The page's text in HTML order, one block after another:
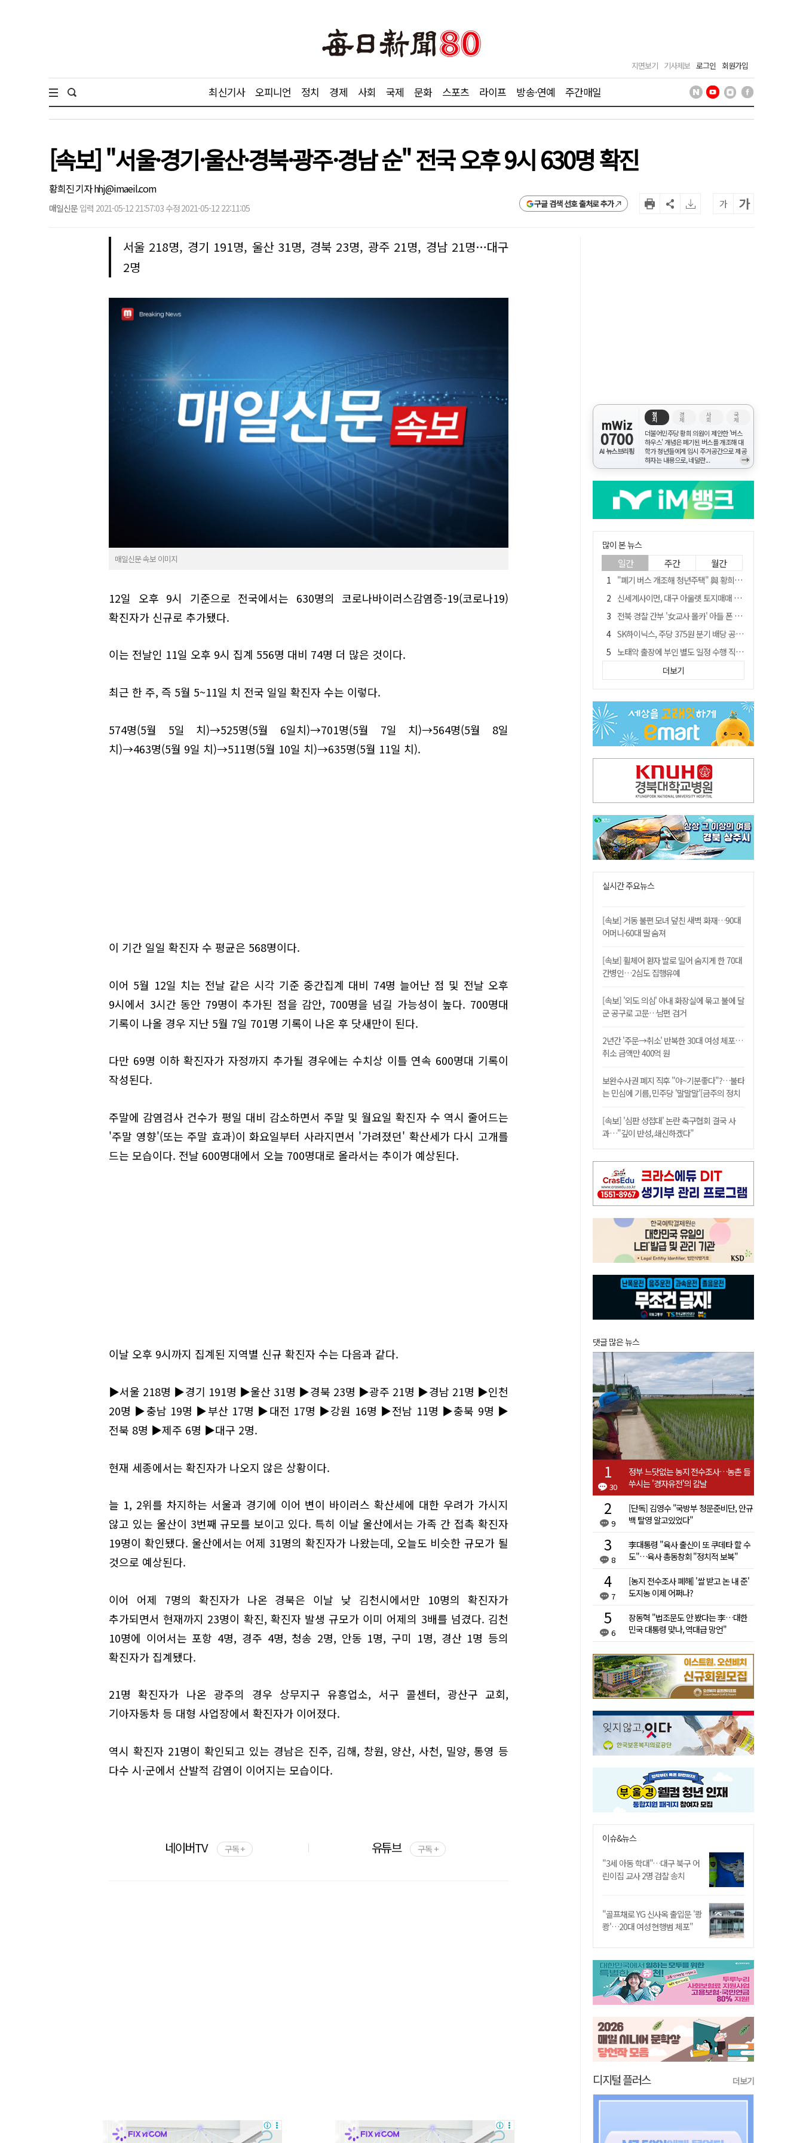
지면보기 기사제보 로그인 회원가입
최신기사 오피니언 정치 경제 사회 국제 문화 스포츠 라이프 방송·연예 주간매일
[속보] "서울·경기·울산·경북·광주·경남 순" 전국 오후 9시 630명 확진
황희진 기자 hhj@imaeil.com
매일신문 입력 2021-05-12 21:57:03 수정 2021-05-12 22:11:05 구글 검색 선호 출처로 추가 가 가
서울 218명, 경기 191명, 울산 31명, 경북 23명, 광주 21명, 경남 21명…대구
2명
매일신문 속보 이미지
12일 오후 9시 기준으로 전국에서는 630명의 코로나바이러스감염증-19(코로나19)
확진자가 신규로 추가됐다.
이는 전날인 11일 오후 9시 집계 556명 대비 74명 더 많은 것이다.
최근 한 주, 즉 5월 5~11일 치 전국 일일 확진자 수는 이렇다.
574명(5월 5일 치)→525명(5월 6일치)→701명(5월 7일 치)→564명(5월 8일
치)→463명(5월 9일 치)→511명(5월 10일 치)→635명(5월 11일 치).
이 기간 일일 확진자 수 평균은 568명이다.
이어 5월 12일 치는 전날 같은 시각 기준 중간집계 대비 74명 늘어난 점 및 전날 오후
9시에서 3시간 동안 79명이 추가된 점을 감안, 700명을 넘길 가능성이 높다. 700명대
기록이 나올 경우 지난 5월 7일 701명 기록이 나온 후 닷새만이 된다.
다만 69명 이하 확진자가 자정까지 추가될 경우에는 수치상 이틀 연속 600명대 기록이
작성된다.
주말에 감염검사 건수가 평일 대비 감소하면서 주말 및 월요일 확진자 수 역시 줄어드는
'주말 영향'(또는 주말 효과)이 화요일부터 사라지면서 '가려졌던' 확산세가 다시 고개를
드는 모습이다. 전날 600명대에서 오늘 700명대로 올라서는 추이가 예상된다.
이날 오후 9시까지 집계된 지역별 신규 확진자 수는 다음과 같다.
▶서울 218명 ▶경기 191명 ▶울산 31명 ▶경북 23명 ▶광주 21명 ▶경남 21명 ▶인천
20명 ▶충남 19명 ▶부산 17명 ▶대전 17명 ▶강원 16명 ▶전남 11명 ▶충북 9명 ▶
전북 8명 ▶제주 6명 ▶대구 2명.
현재 세종에서는 확진자가 나오지 않은 상황이다.
늘 1, 2위를 차지하는 서울과 경기에 이어 변이 바이러스 확산세에 대한 우려가 가시지
않고 있는 울산이 3번째 규모를 보이고 있다. 특히 이날 울산에서는 가족 간 접촉 확진자
19명이 확인됐다. 울산에서는 어제 31명의 확진자가 나왔는데, 오늘도 비슷한 규모가 될
것으로 예상된다.
이어 어제 7명의 확진자가 나온 경북은 이날 낮 김천시에서만 10명의 확진자가
추가되면서 현재까지 23명이 확진, 확진자 발생 규모가 이미 어제의 3배를 넘겼다. 김천
10명에 이어서는 포항 4명, 경주 4명, 청송 2명, 안동 1명, 구미 1명, 경산 1명 등의
확진자가 집계됐다.
21명 확진자가 나온 광주의 경우 상무지구 유흥업소, 서구 콜센터, 광산구 교회,
기아자동차 등 대형 사업장에서 확진자가 이어졌다.
역시 확진자 21명이 확인되고 있는 경남은 진주, 김해, 창원, 양산, 사천, 밀양, 통영 등
다수 시·군에서 산발적 감염이 이어지는 모습이다.
네이버TV 구독 + 유튜브 구독 +
mWiz
0700
AI 뉴스브리핑
정
치
경
제
사
회
국
제
더불어민주당 황희 의원이 제안한 '버스
하우스' 개념은 폐기된 버스를 개조해 대
학가 청년들에게 임시 주거공간으로 제공
하자는 내용으로, 네덜란...
→
많이 본 뉴스
일간 주간 월간
"폐기 버스 개조해 청년주택" 與 황희…'딸 학비는 年 4200만원'
신세계사이먼, 대구 아울렛 토지매매 계약 체결… 사업 본궤도
전북 경찰 간부 '女교사 몰카' 아들 폰 부수고…"처벌 못하는 사안" 내부망에 글
SK하이닉스, 주당 375원 분기 배당 공시…"3분기 중 주주환원 방안 확정"
노태악 출장에 부인 별도 일정 수행 직원도…보고서엔 '공식일정 참석'
'새 아시아쿼터는 어떨까' 삼성 라이온즈, 새 얼굴 투수 미야모리 영입
박권현 청도군수, '햇빛 연금 사업' 공약 시동걸어
통합 고속철 할인 '반짝 3년'…이후 요금 도로 오른다?
"골프채로 YG 신사옥 출입문 '쾅쾅'…20대 여성 현행범 체포"[영상]
더보기
실시간 주요뉴스
[속보] 거동 불편 모녀 덮친 새벽 화재…90대
어머니·60대 딸 숨져
[속보] 휠체어 환자 발로 밀어 숨지게 한 70대
간병인…2심도 집행유예
[속보] '외도 의심' 아내 화장실에 묶고 불에 달
군 공구로 고문…남편 검거
2년간 '주문→취소' 반복한 30대 여성 체포…
취소 금액만 400억 원
보완수사권 폐지 직후 "야~기분좋다"?…불타
는 민심에 기름, 민주당 '말말말'[금주의 정치
[속보] '심판 성접대' 논란 축구협회 결국 사
과…"깊이 반성, 쇄신하겠다"
댓글 많은 뉴스
30
정부 느닷없는 농지 전수조사…농촌 들
쑤시는 '경자유전'의 칼날
9
[단독] 김영수 "국방부 청문준비단, 안규
백 탈영 알고있었다"
8
李대통령 "육사 출신이 또 쿠데타 할 수
도"…육사 총동창회 "정치적 보복"
7
[농지 전수조사 폐해] '쌀 받고 논 내 준'
도지농 이제 어쩌나?
6
장동혁 "법조문도 안 봤다는 李…대한
민국 대통령 맞나, 역대급 망언"
이슈&뉴스
"3세 아동 학대"…대구 북구 어
린이집 교사 2명 검찰 송치
"골프채로 YG 신사옥 출입문 '쾅
쾅'…20대 여성 현행범 체포"
디지털 플러스 더보기